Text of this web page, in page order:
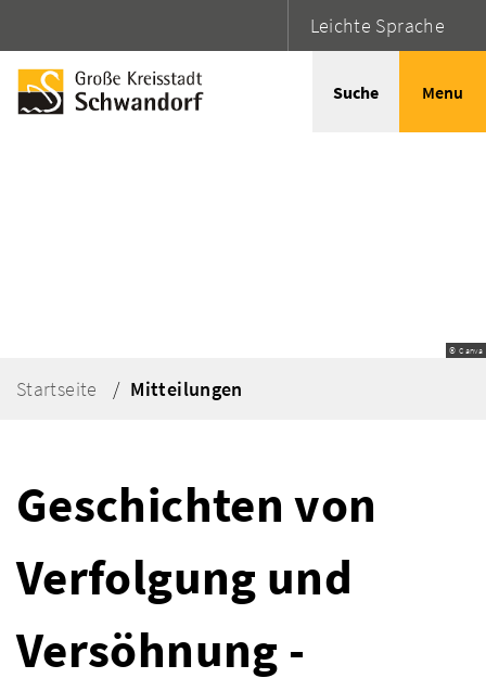
Leichte Sprache
Suche Menu
© Canva
Startseite Mitteilungen
Geschichten von
Verfolgung und
Versöhnung -